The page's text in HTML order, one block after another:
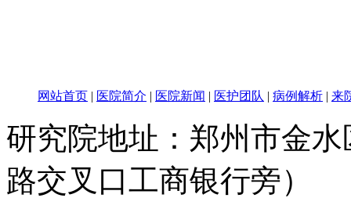
网站首页 | 医院简介 | 医院新闻 | 医护团队 | 病例解析 | 来
研究院地址：郑州市金
路交叉口工商银行旁）